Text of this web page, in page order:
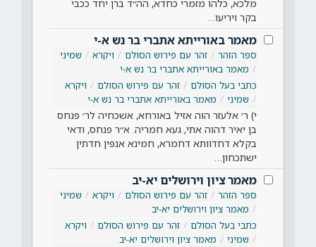
מלכא, כלהו מזמרי כחדא, הה״ד ברן יחד ככבי
בקר ויריעו…
מאמר באורייתא אתברי בר נש א-י
ספר הזהר זהר עם פירוש הסולם ויקרא
שמיני
מאמר באורייתא אתברי בר נש א-י
כתבי בעל הסולם
זהר עם פירוש הסולם
ויקרא
שמיני
מאמר באורייתא אתברי בר נש א-י
י) ר׳ אלעזר הוה אזיל באורחא, אשכחיה לר׳ פנחס
בן יאיר דהוה אתי, געא חמריה. א״ר פנחס, ודאי
בקלא דחדוותא דחמרא, חמינא אנפין חדתין
ישתכחון…
מאמר ציון וירושלים יא-יב
ספר הזהר זהר עם פירוש הסולם ויקרא
שמיני
מאמר ציון וירושלים יא-יב
כתבי בעל הסולם
זהר עם פירוש הסולם
ויקרא
שמיני
מאמר ציון וירושלים יא-יב